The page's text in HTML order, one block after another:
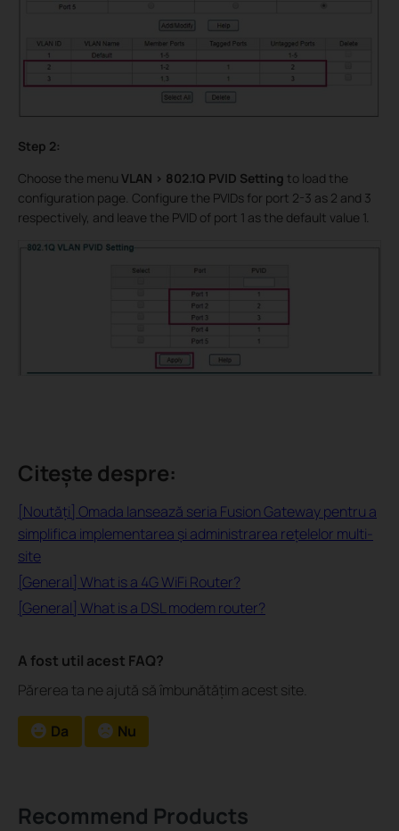
Step 2:
Choose the menu VLAN > 802.1Q PVID Setting to load the
configuration page. Configure the PVIDs for port 2-3 as 2 and 3
respectively, and leave the PVID of port 1 as the default value 1.
Citește despre:
[Noutăți] Omada lansează seria Fusion Gateway pentru a
simplifica implementarea și administrarea rețelelor multi-
site
[General] What is a 4G WiFi Router?
[General] What is a DSL modem router?
A fost util acest FAQ?
Părerea ta ne ajută să îmbunătățim acest site.
Da Nu
Recommend Products